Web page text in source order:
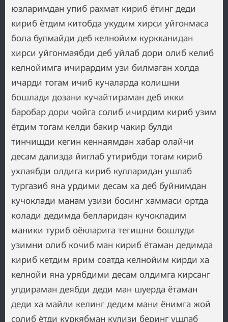
юзларимдан упиб рахмат кириб ётинг деди
кириб ётдим китобда укудим хирси уйгонмаса
бола булмайди деб келнойим куркканидан
хирси уйгонмаябди деб уйлаб дори олиб келиб
келнойимга ичирардим узи билмаган холда
ичарди тогам ичиб кучаларда колишни
бошлади дозани кучайтираман деб икки
баробар дори чойга солиб ичирдим кириб узим
ётдим тогам келди бакир чакир булди
тинчишди кегин кеннаямдан хабар олайчи
десам дализда йиглаб утирибди тогам кириб
ухлаябди олдига кириб кулларидан ушлаб
тургазиб яна урдими десам ха деб буйнимдан
кучоклади манам узизи босинг хаммаси ортда
колади дедимда белларидан кучокладим
маники туриб оёкларига тегишни бошлуди
узимни олиб кочиб ман кириб ётаман дедимда
кириб кетдим ярим соатда келнойим кирди ха
келнойи яна урябдими десам олдимга кирсанг
улдираман деябди деди ман шуерда ётаман
деди ха майли келинг дедим мани ёнимга жой
солиб ётди куркябман кулизи беринг ушлаб